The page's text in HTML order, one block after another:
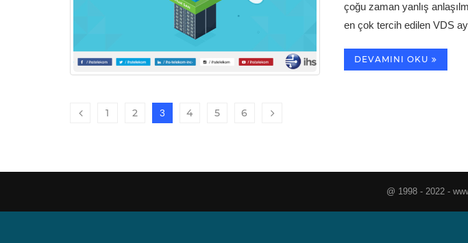
çoğu zaman yanlış
en çok tercih edilen VDS
DEVAMINI OKU
1 2 3 4 5 6
@ 1998 - 2022 -